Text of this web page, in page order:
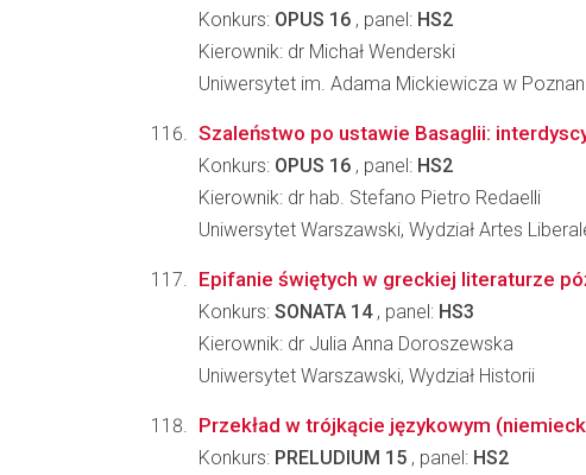
Konkurs: OPUS 16 , panel: HS2
Kierownik: dr Michał Wenderski
Uniwersytet im. Adama Mickiewicza w
Szaleństwo po ustawie Basaglii:
Konkurs: OPUS 16 , panel: HS2
Kierownik: dr hab. Stefano Pietro Redaelli
Uniwersytet Warszawski, Wydział Artes
Epifanie świętych w greckiej literaturze
Konkurs: SONATA 14, panel: HS3
Kierownik: dr Julia Anna Doroszewska
Uniwersytet Warszawski, Wydział Historii
Przekład w trójkącie językowym
Konkurs: PRELUDIUM 15 , panel: HS2